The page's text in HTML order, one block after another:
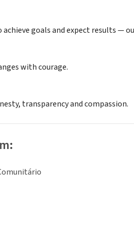
goals and expect results —
with courage.
transparency and compassion.